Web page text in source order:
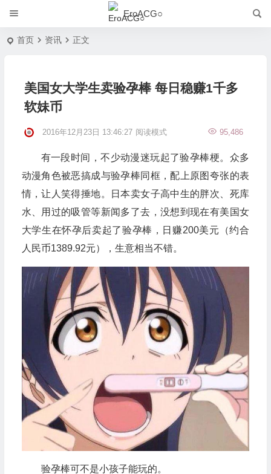
EroACG○
首页 资讯 正文
美国女大学生卖验孕棒 每日稳赚1千多
软妹币
2016年12月23日 13:46:27 95,486
阅读模式
有一段时间，不少动漫迷玩起了验孕棒梗。众多
动漫角色被恶搞成与验孕棒同框，配上原图夸张的表
情，让人笑得捶地。日本卖女子高中生的胖次、死库
水、用过的吸管等新闻多了去，没想到现在有美国女
大学生在怀孕后卖起了验孕棒，日赚200美元（约合
人民币1389.92元），生意相当不错。
验孕棒可不是小孩子能玩的。